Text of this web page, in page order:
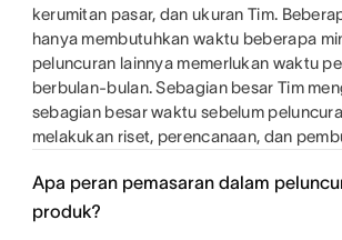
kerumitan pasar, dan ukuran Tim.
hanya membutuhkan waktu beberapa
peluncuran lainnya memerlukan waktu
berbulan-bulan. Sebagian besar Tim
sebagian besar waktu sebelum
melakukan riset, perencanaan, dan
Apa peran pemasaran dalam
produk?